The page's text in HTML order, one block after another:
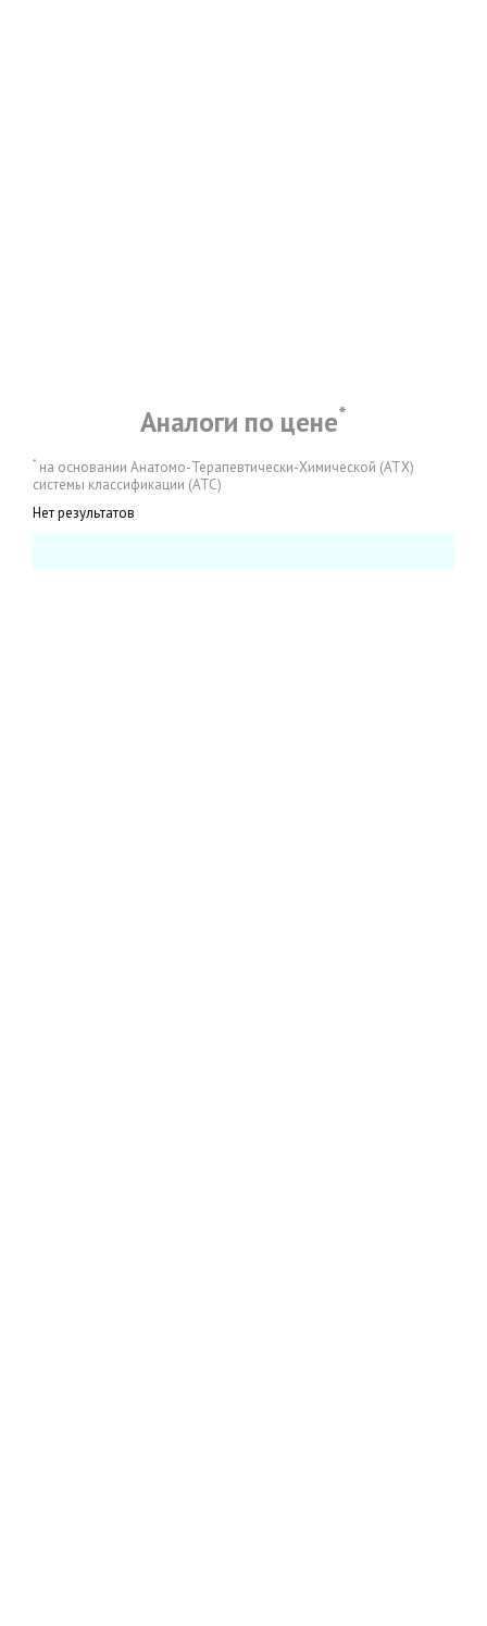
Аналоги по цене*
* на основании Анатомо-Терапевтически-Химической (АТХ)
системы классификации (АТС)
Нет результатов